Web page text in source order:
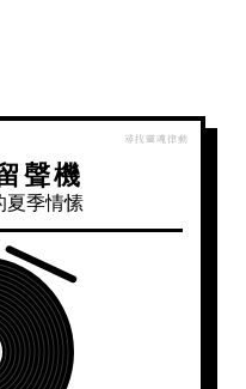
聲機
夏季情愫